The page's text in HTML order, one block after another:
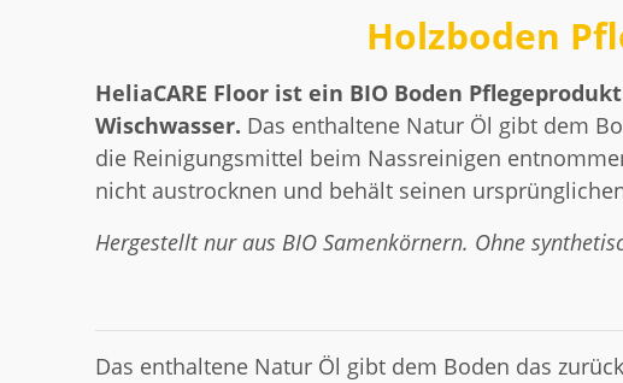
Holzboden
HeliaCARE Floor ist ein BIO Boden
Wischwasser. Das enthaltene Natur Öl gibt dem
die Reinigungsmittel beim Nassreinigen
nicht austrocknen und behält seinen
Hergestellt nur aus BIO Samenkörnern. Ohne
Das enthaltene Natur Öl gibt dem Boden das